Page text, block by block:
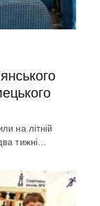
на літній
тижні…